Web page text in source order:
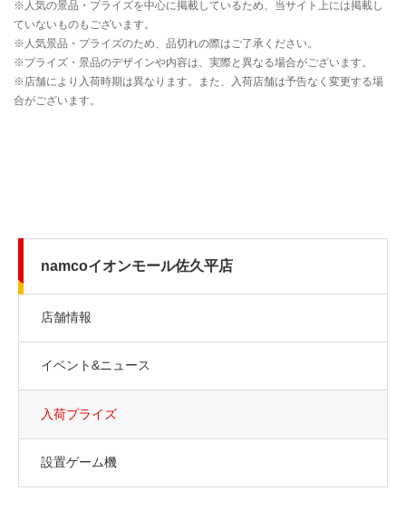
namcoイオンモール佐久平店
店舗情報
イベント&ニュース
入荷プライズ
設置ゲーム機